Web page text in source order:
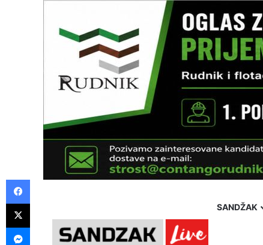
SANDŽAK
Facebook
X
Messenger